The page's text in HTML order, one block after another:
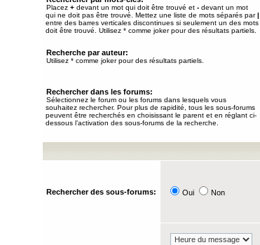
Placez + devant un mot qui doit être trouvé et - devant un mot
qui ne doit pas être trouvé. Mettez une liste de mots séparés par|
entre des barres verticales discontinues si seulement un des mots
doit être trouvé. Utilisez * comme joker pour des résultats partiels.
Recherche par auteur:
Utilisez * comme joker pour des résultats partiels.
Rechercher dans les forums:
Sélectionnez le forum ou les forums dans lesquels vous
souhaitez rechercher. Pour plus de rapidité, tous les sous-forums
peuvent être recherchés en choisissant le parent et en réglant ci-
dessous l’activation des sous-forums de la recherche.
Rechercher des sous-forums: Oui Non